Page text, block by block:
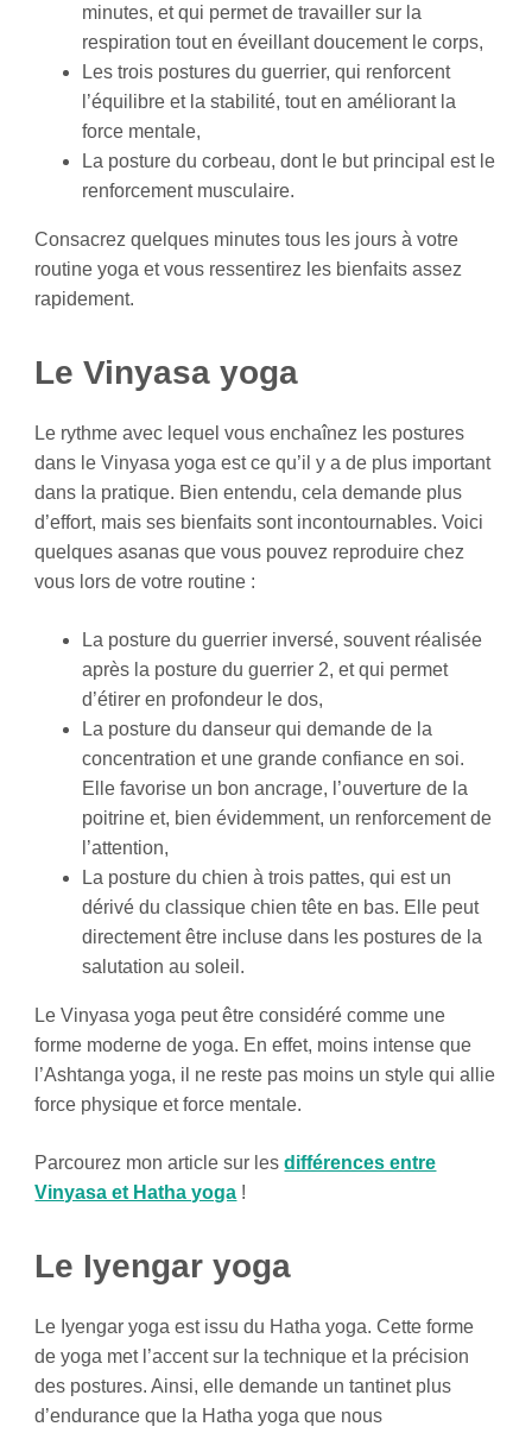
minutes, et qui permet de travailler sur la
respiration tout en éveillant doucement le corps,
Les trois postures du guerrier, qui renforcent
l’équilibre et la stabilité, tout en améliorant la
force mentale,
La posture du corbeau, dont le but principal est le
renforcement musculaire.
Consacrez quelques minutes tous les jours à votre
routine yoga et vous ressentirez les bienfaits assez
rapidement.
Le Vinyasa yoga
Le rythme avec lequel vous enchaînez les postures
dans le Vinyasa yoga est ce qu’il y a de plus important
dans la pratique. Bien entendu, cela demande plus
d’effort, mais ses bienfaits sont incontournables. Voici
quelques asanas que vous pouvez reproduire chez
vous lors de votre routine :
La posture du guerrier inversé, souvent réalisée
après la posture du guerrier 2, et qui permet
d’étirer en profondeur le dos,
La posture du danseur qui demande de la
concentration et une grande confiance en soi.
Elle favorise un bon ancrage, l’ouverture de la
poitrine et, bien évidemment, un renforcement de
l’attention,
La posture du chien à trois pattes, qui est un
dérivé du classique chien tête en bas. Elle peut
directement être incluse dans les postures de la
salutation au soleil.
Le Vinyasa yoga peut être considéré comme une
forme moderne de yoga. En effet, moins intense que
l’Ashtanga yoga, il ne reste pas moins un style qui allie
force physique et force mentale.
Parcourez mon article sur lesdifférences entre
Vinyasa et Hatha yoga !
Le Iyengar yoga
Le Iyengar yoga est issu du Hatha yoga. Cette forme
de yoga met l’accent sur la technique et la précision
des postures. Ainsi, elle demande un tantinet plus
d’endurance que la Hatha yoga que nous